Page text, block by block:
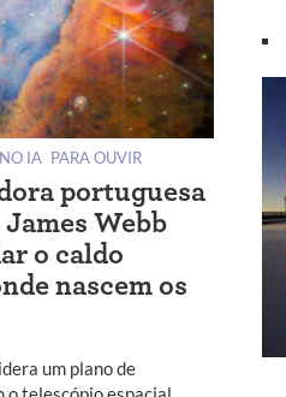
IA PARA OUVIR
portuguesa
Webb
o caldo
nascem os
um plano de